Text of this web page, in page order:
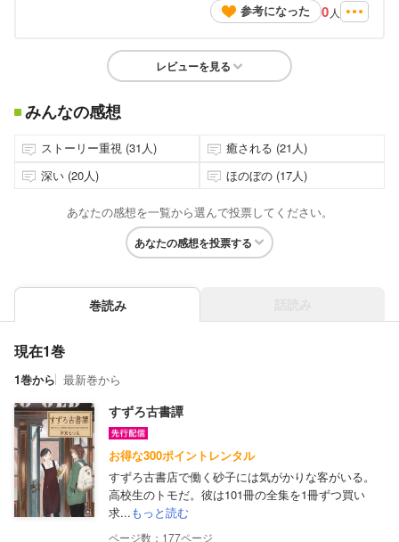
参考になった
0 人
レビューを見る
みんなの感想
ストーリー重視 (31人)
癒される (21人)
深い (20人)
ほのぼの (17人)
あなたの感想を一覧から選んで投票してください。
あなたの感想を投票する
巻読み
現在1巻
1巻から 最新巻から
すずろ古書譚
お得な300ポイントレンタル
すずろ古書店で働く砂子には気がかりな客がいる。
高校生のトモだ。彼は101冊の全集を1冊ずつ買い
求...もっと読む
177